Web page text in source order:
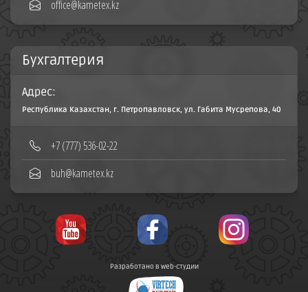
office@kametex.kz
Бухгалтерия
Адрес:
Республика Казахстан, г. Петропавловск, ул. Габита Мусрепова, 40
+7 (777) 536-02-22
buh@kametex.kz
Разработано в web-студии